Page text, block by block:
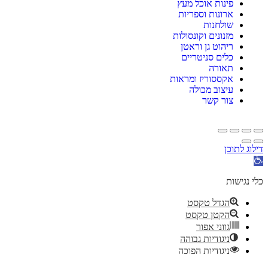
פינות אוכל מעץ
ארונות וספריות
שולחנות
מזנונים וקונסולות
ריהוט גן וראטן
כלים סניטריים
תאורה
אקססוריז ומראות
עיצוב מכולה
צור קשר
דילוג לתוכן
פתח
נגישות
כלי נגישות
הגדל טקסט
הקטן טקסט
גווני אפור
ניגודיות גבוהה
ניגודיות הפוכה